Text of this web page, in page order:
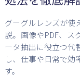
グーグルレンズが使
説。画像やPDF、ス
ータ抽出に役立つ代
し、仕事や日常で効
す。